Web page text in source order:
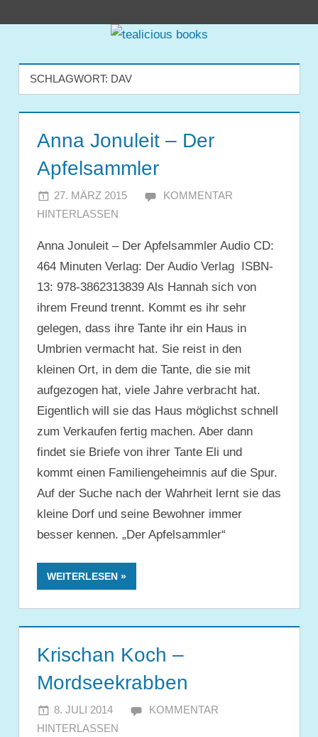
tealicious
books
SCHLAGWORT: DAV
Anna Jonuleit – Der
Apfelsammler
27. MÄRZ 2015 JULIA
KOMMENTAR
HINTERLASSEN
Anna Jonuleit – Der Apfelsammler Audio CD:
464 Minuten Verlag: Der Audio Verlag ISBN-
13: 978-3862313839 Als Hannah sich von
ihrem Freund trennt. Kommt es ihr sehr
gelegen, dass ihre Tante ihr ein Haus in
Umbrien vermacht hat. Sie reist in den
kleinen Ort, in dem die Tante, die sie mit
aufgezogen hat, viele Jahre verbracht hat.
Eigentlich will sie das Haus möglichst schnell
zum Verkaufen fertig machen. Aber dann
findet sie Briefe von ihrer Tante Eli und
kommt einen Familiengeheimnis auf die Spur.
Auf der Suche nach der Wahrheit lernt sie das
kleine Dorf und seine Bewohner immer
besser kennen. „Der Apfelsammler“
WEITERLESEN
Krischan Koch –
Mordseekrabben
8. JULI 2014 JULIA
KOMMENTAR
HINTERLASSEN